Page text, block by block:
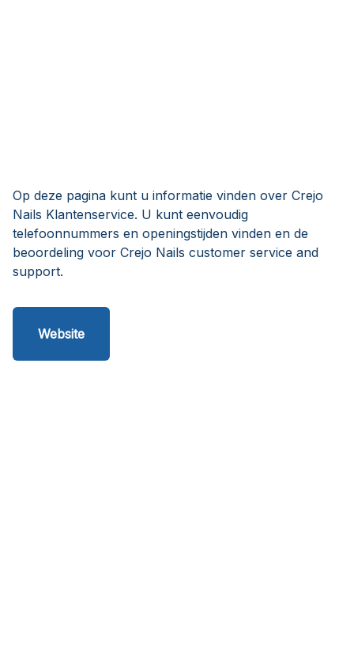
Op deze pagina kunt u informatie vinden over Crejo
Nails Klantenservice. U kunt eenvoudig
telefoonnummers en openingstijden vinden en de
beoordeling voor Crejo Nails customer service and
support.
Website